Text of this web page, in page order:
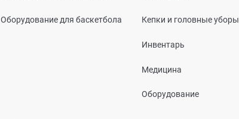
Оборудование для баскетбола Кепки и головные уборы
Инвентарь
Медицина
Оборудование